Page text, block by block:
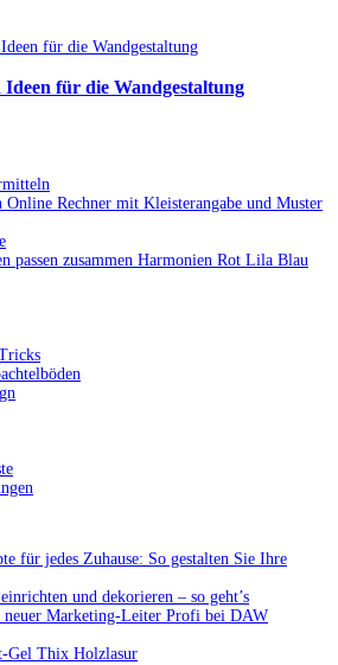
Ideen für die Wandgestaltung
Online Rechner mit Kleisterangabe und Muster
passen zusammen Harmonien Rot Lila Blau
für jedes Zuhause: So gestalten Sie Ihre
und dekorieren – so geht’s
neuer Marketing-Leiter Profi bei DAW
Gel Thix Holzlasur